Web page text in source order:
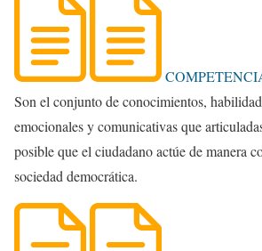
Son el conjunto de conocimientos,
emocionales y comunicativas que
posible que el ciudadano actúe de manera
sociedad democrática.